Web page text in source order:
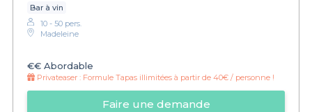
Bar à vin
10 - 50 pers.
Madeleine
€€ Abordable
Privateaser : Formule Tapas illimitées à partir de 40€ / personne !
Faire une demande